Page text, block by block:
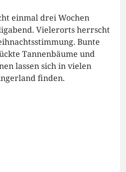
einmal drei Wochen
Vielerorts herrscht
Bunte
Tannenbäume und
lassen sich in vielen
finden.